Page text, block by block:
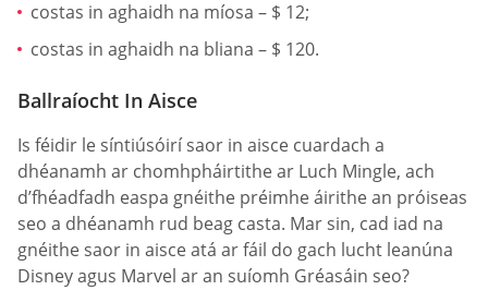
costas in aghaidh na míosa – $ 12;
costas in aghaidh na bliana – $ 120.
Ballraíocht In Aisce
Is féidir le síntiúsóirí saor in aisce cuardach a
dhéanamh ar chomhpháirtithe ar Luch Mingle, ach
d’fhéadfadh easpa gnéithe préimhe áirithe an próiseas
seo a dhéanamh rud beag casta. Mar sin, cad iad na
gnéithe saor in aisce atá ar fáil do gach lucht leanúna
Disney agus Marvel ar an suíomh Gréasáin seo?